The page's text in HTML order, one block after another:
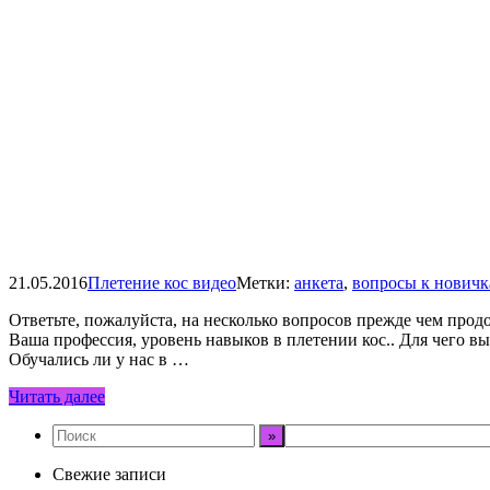
21.05.2016Плетение кос видеоМетки: анкета, вопросы к
Ответьте, пожалуйста, на несколько вопросов прежде чем
Ваша профессия, уровень навыков в плетении кос.. Для чего
Обучались ли у нас в …
Читать далее
Свежие записи